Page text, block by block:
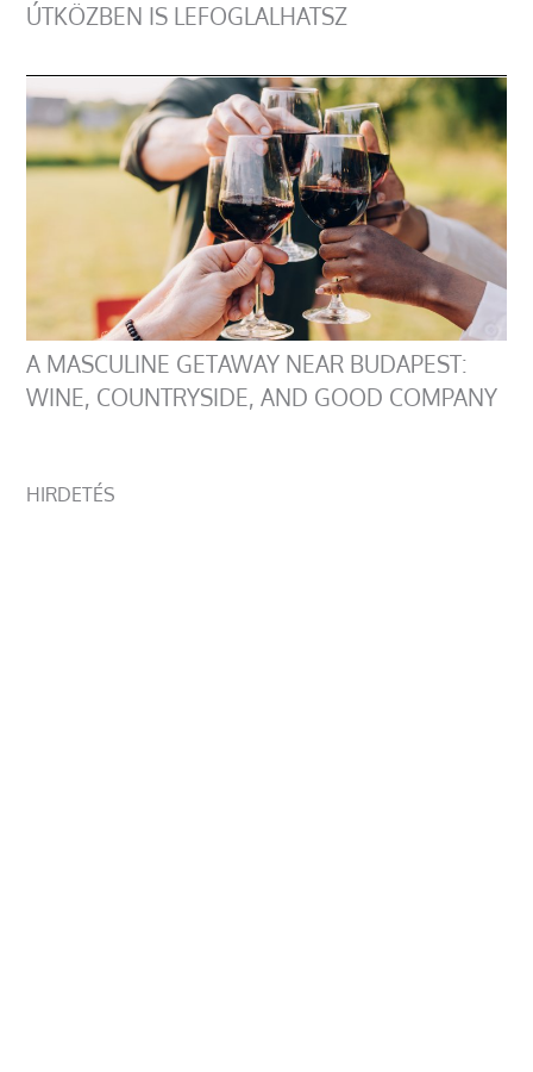
ÚTKÖZBEN IS LEFOGLALHATSZ
A MASCULINE GETAWAY NEAR BUDAPEST:
WINE, COUNTRYSIDE, AND GOOD COMPANY
HIRDETÉS